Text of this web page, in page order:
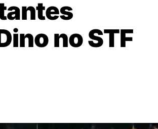
no STF